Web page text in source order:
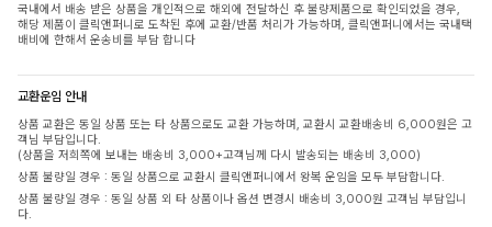
국내에서 배송 받은 상품을 개인적으로 해외에 전달하신 후 불량제품으로 확인되었을 경우,
해당 제품이 클릭앤퍼니로 도착된 후에 교환/반품 처리가 가능하며, 클릭앤퍼니에서는 국내택
배비에 한해서 운송비를 부담 합니다
교환운임 안내
상품 교환은 동일 상품 또는 타 상품으로도 교환 가능하며, 교환시 교환배송비 6,000원은 고
객님 부담입니다.
(상품을 저희쪽에 보내는 배송비 3,000+고객님께 다시 발송되는 배송비 3,000)
상품 불량일 경우 : 동일 상품으로 교환시 클릭앤퍼니에서 왕복 운임을 모두 부담합니다.
상품 불량일 경우 : 동일 상품 외 타 상품이나 옵션 변경시 배송비 3,000원 고객님 부담입니
다.